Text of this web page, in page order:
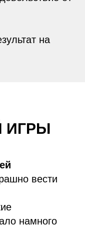
на
ИГРЫ
вести
намного